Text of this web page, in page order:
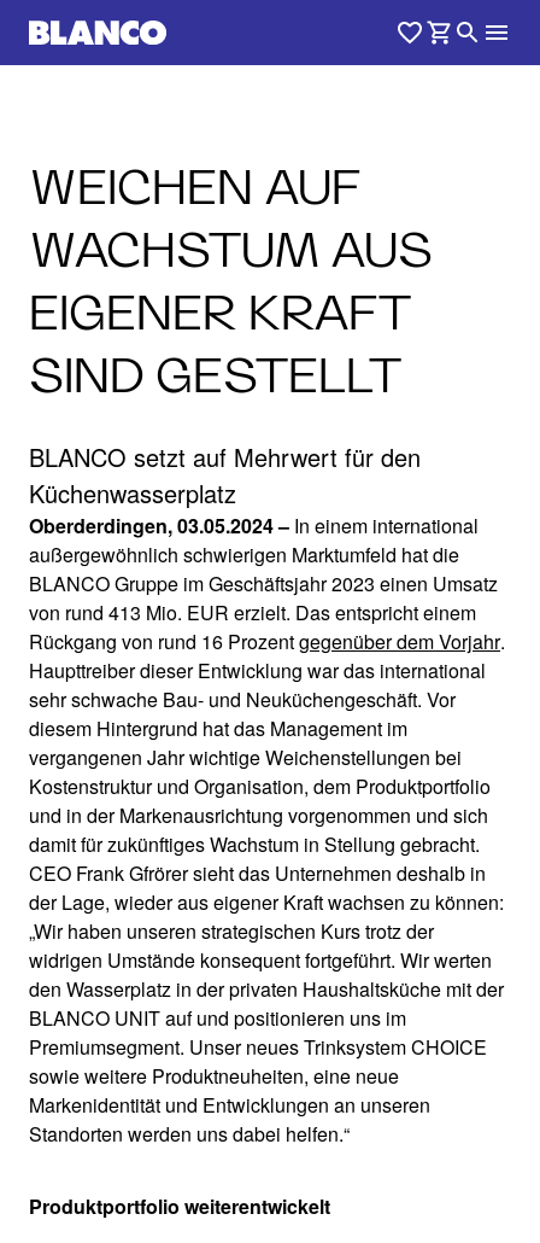
WEICHEN AUF
WACHSTUM AUS
EIGENER KRAFT
SIND GESTELLT
BLANCO setzt auf Mehrwert für den
Küchenwasserplatz
Oberderdingen, 03.05.2024 – In einem international
außergewöhnlich schwierigen Marktumfeld hat die
BLANCO Gruppe im Geschäftsjahr 2023 einen Umsatz
von rund 413 Mio. EUR erzielt. Das entspricht einem
Rückgang von rund 16 Prozentgegenüber dem Vorjahr.
Haupttreiber dieser Entwicklung war das international
sehr schwache Bau- und Neuküchengeschäft. Vor
diesem Hintergrund hat das Management im
vergangenen Jahr wichtige Weichenstellungen bei
Kostenstruktur und Organisation, dem Produktportfolio
und in der Markenausrichtung vorgenommen und sich
damit für zukünftiges Wachstum in Stellung gebracht.
CEO Frank Gfrörer sieht das Unternehmen deshalb in
der Lage, wieder aus eigener Kraft wachsen zu können:
„Wir haben unseren strategischen Kurs trotz der
widrigen Umstände konsequent fortgeführt. Wir werten
den Wasserplatz in der privaten Haushaltsküche mit der
BLANCO UNIT auf und positionieren uns im
Premiumsegment. Unser neues Trinksystem CHOICE
sowie weitere Produktneuheiten, eine neue
Markenidentität und Entwicklungen an unseren
Standorten werden uns dabei helfen.“
Produktportfolio weiterentwickelt